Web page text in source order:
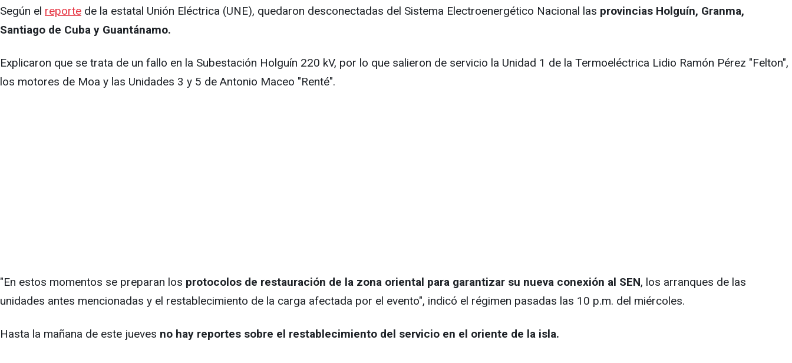
Según el reporte de la estatal Unión Eléctrica (UNE), quedaron desconectadas del Sistema Electroenergético Nacional las provincias Holguín, Granma,
Santiago de Cuba y Guantánamo.
Explicaron que se trata de un fallo en la Subestación Holguín 220 kV, por lo que salieron de servicio la Unidad 1 de la Termoeléctrica Lidio Ramón Pérez "Felton",
los motores de Moa y las Unidades 3 y 5 de Antonio Maceo "Renté".
"En estos momentos se preparan los protocolos de restauración de la zona oriental para garantizar su nueva conexión al SEN, los arranques de las
unidades antes mencionadas y el restablecimiento de la carga afectada por el evento", indicó el régimen pasadas las 10 p.m. del miércoles.
Hasta la mañana de este jueves no hay reportes sobre el restablecimiento del servicio en el oriente de la isla.